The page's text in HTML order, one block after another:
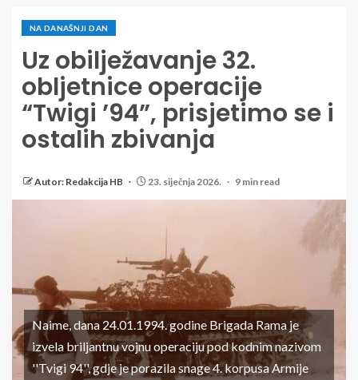
NA DANAŠNJI DAN
Uz obilježavanje 32.
obljetnice operacije
“Twigi ’94”, prisjetimo se i
ostalih zbivanja
Autor: Redakcija HB 23. siječnja 2026. 9 min read
Naime, dana 24.01.1994. godine Brigada Rama je
izvela briljantnu vojnu operaciju pod kodnim nazivom
''Tvigi 94'', gdje je porazila snage 4. korpusa Armije